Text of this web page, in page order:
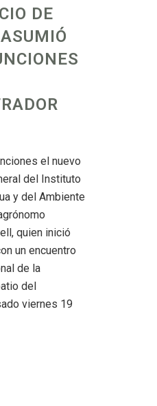
DE
el nuevo
del Instituto
y del Ambiente
quien inició
un encuentro
de la
del
viernes 19